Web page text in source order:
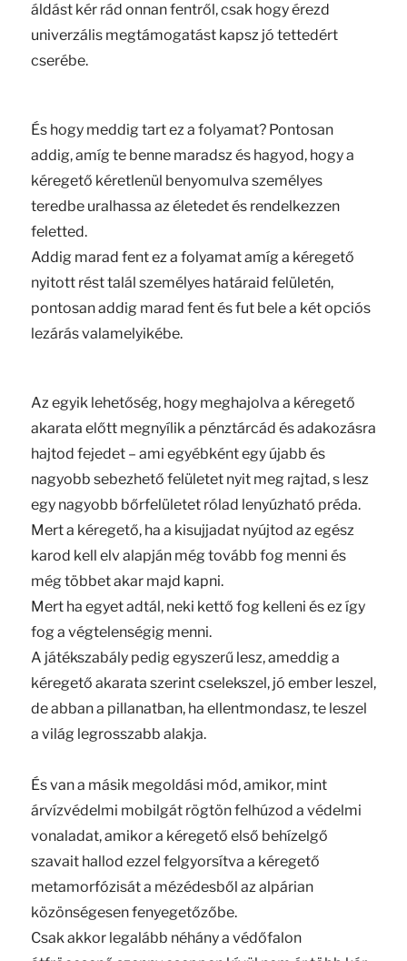
áldást kér rád onnan fentről, csak hogy érezd
univerzális megtámogatást kapsz jó tettedért
cserébe.
És hogy meddig tart ez a folyamat? Pontosan
addig, amíg te benne maradsz és hagyod, hogy a
kéregető kéretlenül benyomulva személyes
teredbe uralhassa az életedet és rendelkezzen
feletted.
Addig marad fent ez a folyamat amíg a kéregető
nyitott rést talál személyes határaid felületén,
pontosan addig marad fent és fut bele a két opciós
lezárás valamelyikébe.
Az egyik lehetőség, hogy meghajolva a kéregető
akarata előtt megnyílik a pénztárcád és adakozásra
hajtod fejedet – ami egyébként egy újabb és
nagyobb sebezhető felületet nyit meg rajtad, s lesz
egy nagyobb bőrfelületet rólad lenyúzható préda.
Mert a kéregető, ha a kisujjadat nyújtod az egész
karod kell elv alapján még tovább fog menni és
még többet akar majd kapni.
Mert ha egyet adtál, neki kettő fog kelleni és ez így
fog a végtelenségig menni.
A játékszabály pedig egyszerű lesz, ameddig a
kéregető akarata szerint cselekszel, jó ember leszel,
de abban a pillanatban, ha ellentmondasz, te leszel
a világ legrosszabb alakja.
És van a másik megoldási mód, amikor, mint
árvízvédelmi mobilgát rögtön felhúzod a védelmi
vonaladat, amikor a kéregető első behízelgő
szavait hallod ezzel felgyorsítva a kéregető
metamorfózisát a mézédesből az alpárian
közönségesen fenyegetőzőbe.
Csak akkor legalább néhány a védőfalon